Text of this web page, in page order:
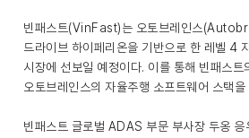
빈패스트(VinFast)는 오토브레인스
드라이브 하이페리온을 기반으로 한 레벨 4
시장에 선보일 예정이다. 이를 통해 빈패스트
오토브레인스의 자율주행 소프트웨어 스택
빈패스트 글로벌 ADAS 부문 부사장 두옹